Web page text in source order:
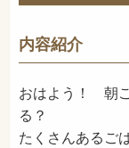
ISBN
NDC
発売日
内容紹介
おはよう！ 朝
る？
たくさんあるご